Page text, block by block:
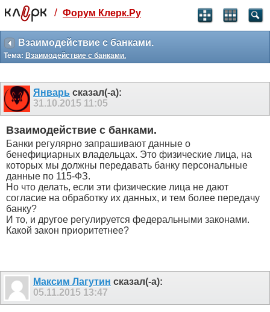
Святые угодники, Клерк без рекламы
прекрасен:)
месяц
3 месяца
259 ₽
-10%
499 ₽
-15%
Отмена Оплатить
/ Форум Клерк.Ру
Взаимодействие с банками.
Тема: Взаимодействие с банками.
Январь сказал(-а):
31.10.2015 11:05
Взаимодействие с банками.
Банки регулярно запрашивают данные о
бенефициарных владельцах. Это физические лица, на
которых мы должны передавать банку персональные
данные по 115-ФЗ.
Но что делать, если эти физические лица не дают
согласие на обработку их данных, и тем более передачу
банку?
И то, и другое регулируется федеральными законами.
Какой закон приоритетнее?
Максим Лагутин сказал(-а):
05.11.2015 13:47